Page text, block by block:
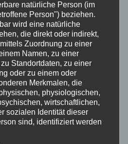
natürliche Person (im
Person") beziehen.
wird eine natürliche
die direkt oder indirekt,
Zuordnung zu einer
Namen, zu einer
Standortdaten, zu einer
oder zu einem oder
Merkmalen, die
physiologischen,
wirtschaftlichen,
sozialen Identität dieser
sind, identifiziert werden